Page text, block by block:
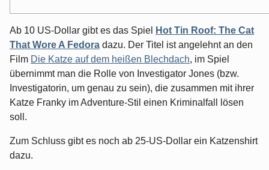
Ab 10 US-Dollar gibt es das Spiel
Hot Tin Roof: The Cat
That Wore A Fedora dazu. Der Titel ist angelehnt an den
Film Die Katze auf dem heißen Blechdach, im Spiel
übernimmt man die Rolle von Investigator Jones (bzw.
Investigatorin, um genau zu sein), die zusammen mit ihrer
Katze Franky im Adventure-Stil einen Kriminalfall lösen
soll.
Zum Schluss gibt es noch ab 25-US-Dollar ein Katzenshirt
dazu.